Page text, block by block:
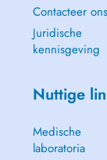
Contacteer ons
Juridische
kennisgeving
Nuttige
Medische
laboratoria